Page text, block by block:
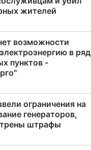
жителей
возможности
в ряд
пунктов -
ограничения на
генераторов,
штрафы